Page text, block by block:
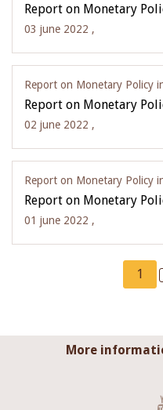
Report on Monetary
03 june 2022 ,
Report on Monetary Policy
Report on Monetary
02 june 2022 ,
Report on Monetary Policy
Report on Monetary
01 june 2022 ,
page
1
More